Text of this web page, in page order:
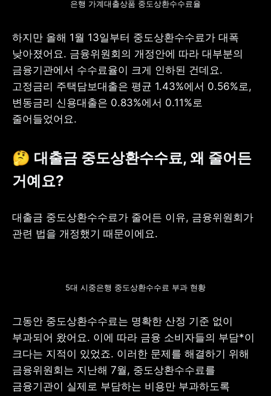
은행 가계대출상품 중도상환수수료율
하지만 올해 1월 13일부터 중도상환수수료가 대폭
낮아졌어요. 금융위원회의 개정안에 따라 대부분의
금융기관에서 수수료율이 크게 인하된 건데요.
고정금리 주택담보대출은 평균 1.43%에서 0.56%로,
변동금리 신용대출은 0.83%에서 0.11%로
줄어들었어요.
🤔 대출금 중도상환수수료, 왜 줄어든
거예요?
대출금 중도상환수수료가 줄어든 이유, 금융위원회가
관련 법을 개정했기 때문이에요.
5대 시중은행 중도상환수수료 부과 현황
그동안 중도상환수수료는 명확한 산정 기준 없이
부과되어 왔어요. 이에 따라 금융 소비자들의 부담*이
크다는 지적이 있었죠. 이러한 문제를 해결하기 위해
금융위원회는 지난해 7월, 중도상환수수료를
금융기관이 실제로 부담하는 비용만 부과하도록